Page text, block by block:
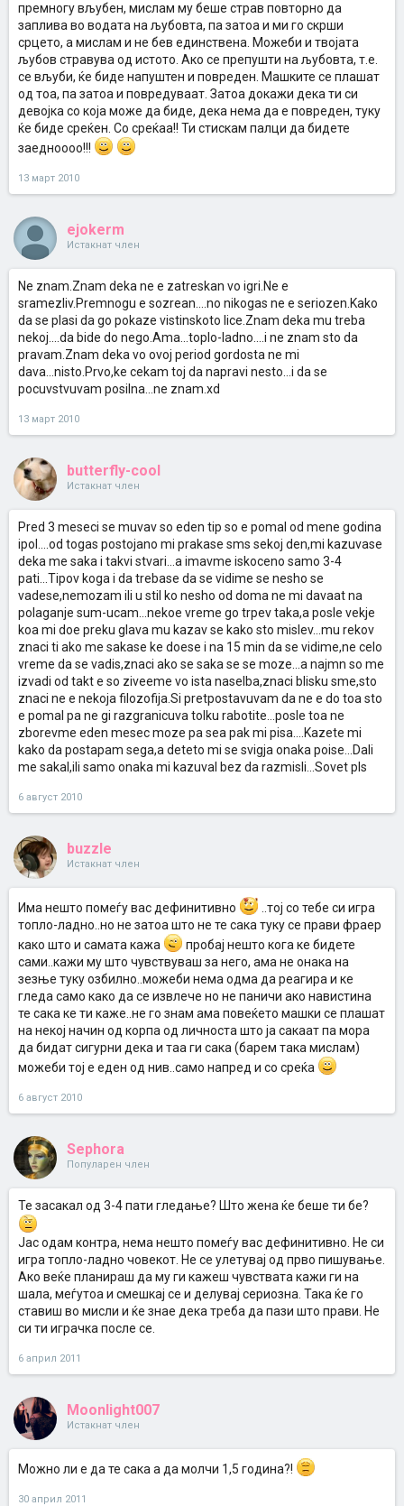
премногу вљубен, мислам му беше страв повторно да
заплива во водата на љубовта, па затоа и ми го скрши
срцето, а мислам и не бев единствена. Можеби и твојата
љубов стравува од истото. Ако се препушти на љубовта, т.е.
се вљуби, ќе биде напуштен и повреден. Машките се плашат
од тоа, па затоа и повредуваат. Затоа докажи дека ти си
девојка со која може да биде, дека нема да е повреден, туку
ќе биде среќен. Со среќаа!! Ти стискам палци да бидете
заедноооо!!!
13 март 2010
ejokerm
Истакнат член
Ne znam.Znam deka ne e zatreskan vo igri.Ne e
sramezliv.Premnogu e sozrean....no nikogas ne e seriozen.Kako
da se plasi da go pokaze vistinskoto lice.Znam deka mu treba
nekoj....da bide do nego.Ama...toplo-ladno....i ne znam sto da
pravam.Znam deka vo ovoj period gordosta ne mi
dava...nisto.Prvo,ke cekam toj da napravi nesto...i da se
pocuvstvuvam posilna...ne znam.xd
13 март 2010
butterfly-cool
Истакнат член
Pred 3 meseci se muvav so eden tip so e pomal od mene godina
ipol....od togas postojano mi prakase sms sekoj den,mi kazuvase
deka me saka i takvi stvari...a imavme iskoceno samo 3-4
pati...Tipov koga i da trebase da se vidime se nesho se
vadese,nemozam ili u stil ko nesho od doma ne mi davaat na
polaganje sum-ucam...nekoe vreme go trpev taka,a posle vekje
koa mi doe preku glava mu kazav se kako sto mislev...mu rekov
znaci ti ako me sakase ke doese i na 15 min da se vidime,ne celo
vreme da se vadis,znaci ako se saka se se moze...a najmn so me
izvadi od takt e so ziveeme vo ista naselba,znaci blisku sme,sto
znaci ne e nekoja filozofija.Si pretpostavuvam da ne e do toa sto
e pomal pa ne gi razgranicuva tolku rabotite...posle toa ne
zborevme eden mesec moze pa sea pak mi pisa....Kazete mi
kako da postapam sega,a deteto mi se svigja onaka poise...Dali
me sakal,ili samo onaka mi kazuval bez da razmisli...Sovet pls
6 август 2010
buzzle
Истакнат член
Има нешто помеѓу вас дефинитивно
..тој со тебе си игра
топло-ладно..но не затоа што не те сака туку се прави фраер
како што и самата кажа
пробај нешто кога ке бидете
сами..кажи му што чувствуваш за него, ама не онака на
зезње туку озбилно..можеби нема одма да реагира и ке
гледа само како да се извлече но не паничи ако навистина
те сака ке ти каже..не го знам ама повеќето машки се плашат
на некој начин од корпа од личноста што ја сакаат па мора
да бидат сигурни дека и таа ги сака (барем така мислам)
можеби тој е еден од нив..само напред и со среќа
6 август 2010
Sephora
Популарен член
Те засакал од 3-4 пати гледање? Што жена ќе беше ти бе?
Јас одам контра, нема нешто помеѓу вас дефинитивно. Не си
игра топло-ладно човекот. Не се улетувај од прво пишување.
Ако веќе планираш да му ги кажеш чувствата кажи ги на
шала, меѓутоа и смешкај се и делувај сериозна. Така ќе го
ставиш во мисли и ќе знае дека треба да пази што прави. Не
си ти играчка после се.
6 април 2011
Moonlight007
Истакнат член
Можно ли е да те сака а да молчи 1,5 година?!
30 април 2011